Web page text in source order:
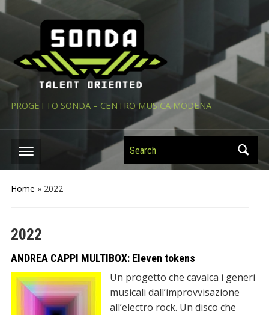
PROGETTO SONDA – CENTRO MUSICA MODENA
Search
Home » 2022
2022
ANDREA CAPPI MULTIBOX: Eleven tokens
Un progetto che cavalca i generi
musicali dall’improvvisazione
all’electro rock. Un disco che